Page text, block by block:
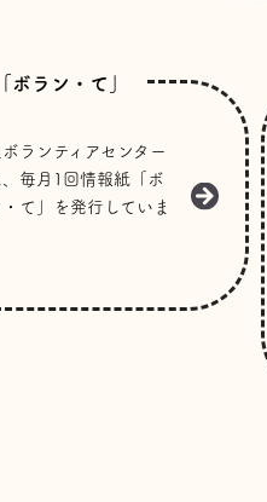
ボラン・て」
ランティアセンター
、毎月1回情報紙「ボ
・て」を発行していま